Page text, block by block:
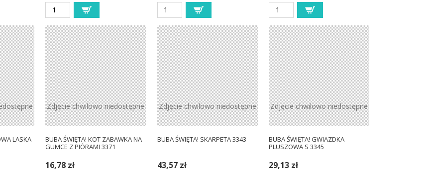
LASKA
Zdjęcie chwilowo niedostępne
BUBA ŚWIĘTA! KOT ZABAWKA NA
GUMCE Z PIÓRAMI 3371
16,78 zł
Zdjęcie chwilowo niedostępne
BUBA ŚWIĘTA! SKARPETA 3343
43,57 zł
Zdjęcie chwilowo niedostępne
BUBA ŚWIĘTA! GWIAZDKA
PLUSZOWA S 3345
29,13 zł